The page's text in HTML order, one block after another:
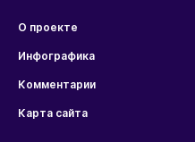
О проекте
Инфографика
Комментарии
Карта сайта